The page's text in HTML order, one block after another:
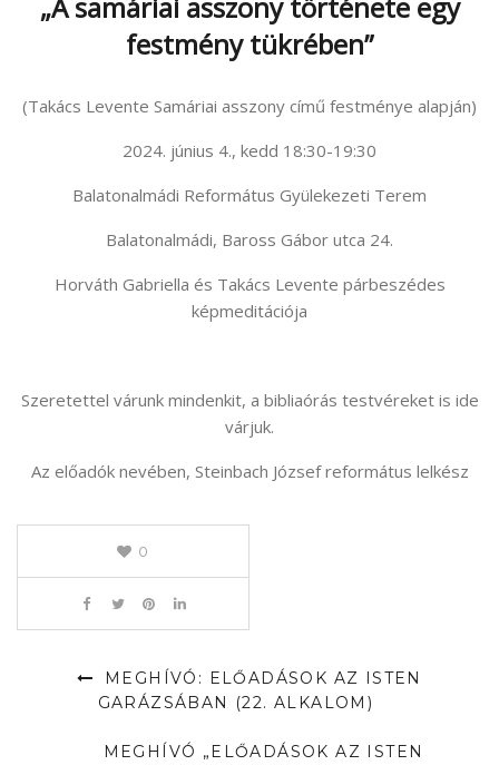
festmény tükrében”
(Takács Levente Samáriai asszony című festménye alapján)
2024. június 4., kedd 18:30-19:30
Balatonalmádi Református Gyülekezeti Terem
Balatonalmádi, Baross Gábor utca 24.
Horváth Gabriella és Takács Levente párbeszédes
képmeditációja
Szeretettel várunk mindenkit, a bibliaórás testvéreket is ide
várjuk.
Az előadók nevében, Steinbach József református lelkész
0
MEGHÍVÓ: ELŐADÁSOK AZ ISTEN
GARÁZSÁBAN (22. ALKALOM)
MEGHÍVÓ „ELŐADÁSOK AZ ISTEN